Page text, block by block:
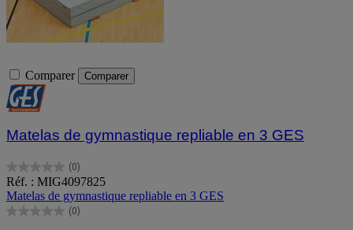
Comparer Comparer
Matelas de gymnastique repliable en 3 GES
(0)
0.0
sur
5
étoiles.
Réf. : MIG4097825
Matelas de gymnastique repliable en 3 GES
(0)
0.0